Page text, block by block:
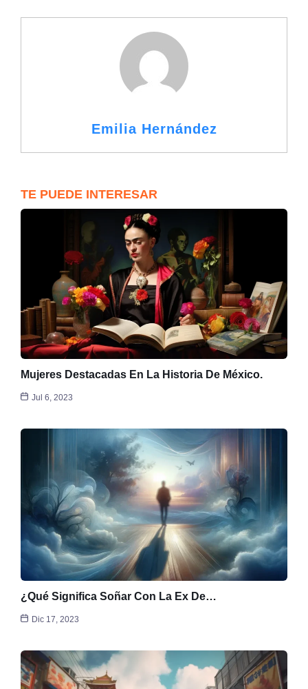
Emilia Hernández
TE PUEDE INTERESAR
Mujeres Destacadas En La Historia De México.
Jul 6, 2023
¿Qué Significa Soñar Con La Ex De…
Dic 17, 2023